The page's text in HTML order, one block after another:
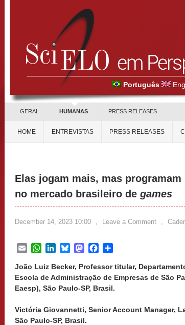
Português
GERAL HUMANAS PRESS RELEASES
HOME ENTREVISTAS PRESS RELEASES
Elas jogam mais, mas
no mercado brasileiro de games
December 14, 2023 10:00 , Leave a Comment ,
EmailWhatsApp
LinkedInBlueskyMastodonFacebook
João Luiz Becker, Professor titular,
Escola de Administração de Empresas de São
Eaesp), São Paulo-SP, Brasil.
Victória Giovannetti, Senior Account Manager,
São Paulo-SP, Brasil.